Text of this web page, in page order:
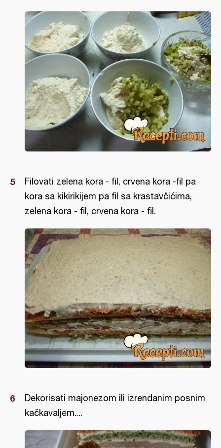
Filovati zelena kora - fil, crvena kora -fil pa
kora sa kikirikijem pa fil sa krastavčićima,
zelena kora - fil, crvena kora - fil.
Dekorisati majonezom ili izrendanim posnim
kačkavaljem....